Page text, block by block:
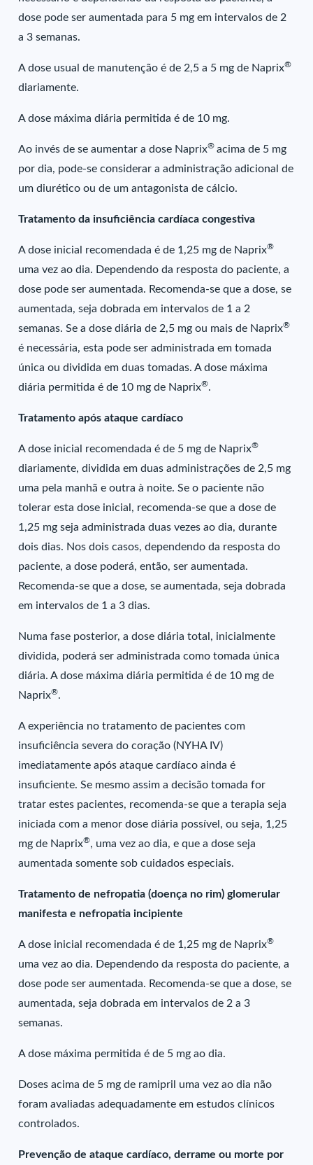
dose pode ser aumentada para 5 mg em intervalos de 2
a 3 semanas.
A dose usual de manutenção é de 2,5 a 5 mg de Naprix®
diariamente.
A dose máxima diária permitida é de 10 mg.
Ao invés de se aumentar a dose Naprix® acima de 5 mg
por dia, pode-se considerar a administração adicional de
um diurético ou de um antagonista de cálcio.
Tratamento da insuficiência cardíaca congestiva
A dose inicial recomendada é de 1,25 mg de Naprix®
uma vez ao dia. Dependendo da resposta do paciente, a
dose pode ser aumentada. Recomenda-se que a dose, se
aumentada, seja dobrada em intervalos de 1 a 2
semanas. Se a dose diária de 2,5 mg ou mais de Naprix®
é necessária, esta pode ser administrada em tomada
única ou dividida em duas tomadas. A dose máxima
diária permitida é de 10 mg de Naprix®.
Tratamento após ataque cardíaco
A dose inicial recomendada é de 5 mg de Naprix®
diariamente, dividida em duas administrações de 2,5 mg
uma pela manhã e outra à noite. Se o paciente não
tolerar esta dose inicial, recomenda-se que a dose de
1,25 mg seja administrada duas vezes ao dia, durante
dois dias. Nos dois casos, dependendo da resposta do
paciente, a dose poderá, então, ser aumentada.
Recomenda-se que a dose, se aumentada, seja dobrada
em intervalos de 1 a 3 dias.
Numa fase posterior, a dose diária total, inicialmente
dividida, poderá ser administrada como tomada única
diária. A dose máxima diária permitida é de 10 mg de
Naprix®.
A experiência no tratamento de pacientes com
insuficiência severa do coração (NYHA IV)
imediatamente após ataque cardíaco ainda é
insuficiente. Se mesmo assim a decisão tomada for
tratar estes pacientes, recomenda-se que a terapia seja
iniciada com a menor dose diária possível, ou seja, 1,25
mg de Naprix®, uma vez ao dia, e que a dose seja
aumentada somente sob cuidados especiais.
Tratamento de nefropatia (doença no rim) glomerular
manifesta e nefropatia incipiente
A dose inicial recomendada é de 1,25 mg de Naprix®
uma vez ao dia. Dependendo da resposta do paciente, a
dose pode ser aumentada. Recomenda-se que a dose, se
aumentada, seja dobrada em intervalos de 2 a 3
semanas.
A dose máxima permitida é de 5 mg ao dia.
Doses acima de 5 mg de ramipril uma vez ao dia não
foram avaliadas adequadamente em estudos clínicos
controlados.
Prevenção de ataque cardíaco, derrame ou morte por